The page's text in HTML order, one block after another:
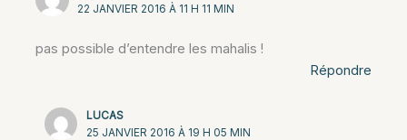
22 JANVIER 2016 À 11 H 11 MIN
pas possible d’entendre les mahalis !
Répondre
LUCAS
25 JANVIER 2016 À 19 H 05 MIN